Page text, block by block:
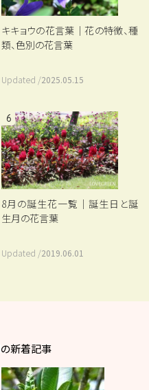
キキョウの花言葉｜花の特徴、種
類、色別の花言葉
Updated /2025.05.15
6
8月の誕生花一覧｜誕生日と誕
生月の花言葉
Updated /2019.06.01
の新着記事